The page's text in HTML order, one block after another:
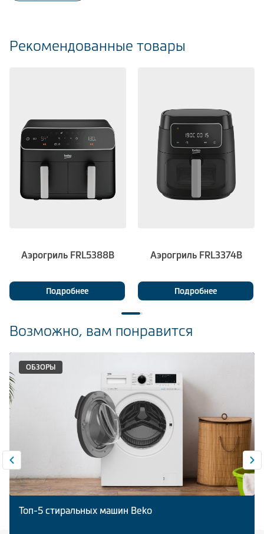
Рекомендованные товары
Аэрогриль FRL5388B
Подробнее
Аэрогриль FRL3374B
Подробнее
Возможно, вам понравится
ОБЗОРЫ
Топ-5 стиральных машин Beko